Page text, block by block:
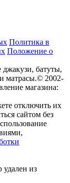
Политика в
Положение о
батуты,
матрасы.© 2002-
магазина:
отключить их
сайтом без
удален из